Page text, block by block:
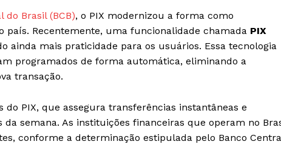
do Brasil (BCB), o PIX modernizou a forma como
país. Recentemente, uma funcionalidade chamada PIX
ainda mais praticidade para os usuários. Essa tecnologia
programados de forma automática, eliminando a
transação.
do PIX, que assegura transferências instantâneas e
semana. As instituições financeiras que operam no
conforme a determinação estipulada pelo Banco